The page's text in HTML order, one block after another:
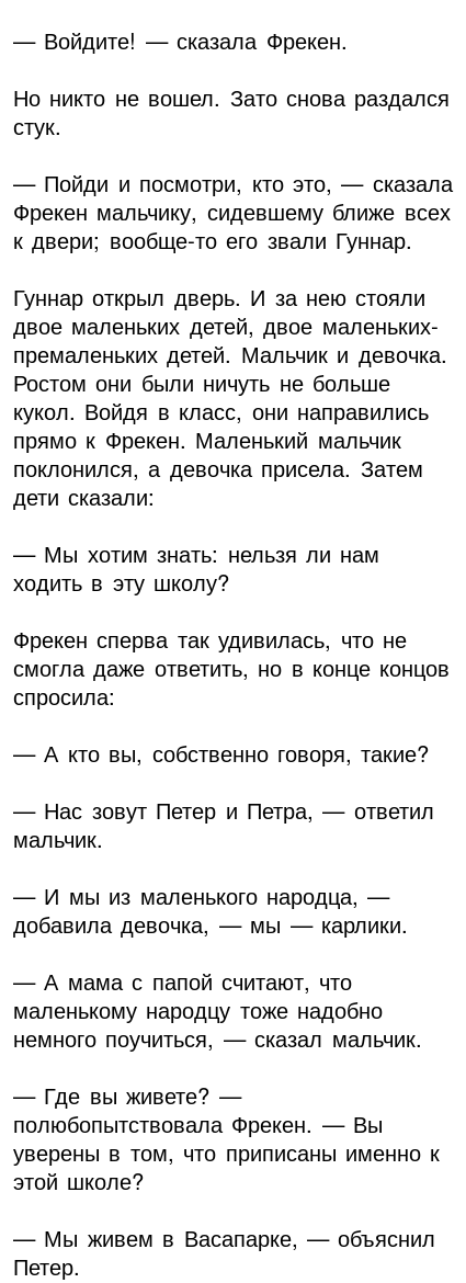
— Войдите! — сказала Фрекен.
Но никто не вошел. Зато снова раздался
стук.
— Пойди и посмотри, кто это, — сказала
Фрекен мальчику, сидевшему ближе всех
к двери; вообще-то его звали Гуннар.
Гуннар открыл дверь. И за нею стояли
двое маленьких детей, двое маленьких-
премаленьких детей. Мальчик и девочка.
Ростом они были ничуть не больше
кукол. Войдя в класс, они направились
прямо к Фрекен. Маленький мальчик
поклонился, а девочка присела. Затем
дети сказали:
— Мы хотим знать: нельзя ли нам
ходить в эту школу?
Фрекен сперва так удивилась, что не
смогла даже ответить, но в конце концов
спросила:
— А кто вы, собственно говоря, такие?
— Нас зовут Петер и Петра, — ответил
мальчик.
— И мы из маленького народца, —
добавила девочка, — мы — карлики.
— А мама с папой считают, что
маленькому народцу тоже надобно
немного поучиться, — сказал мальчик.
— Где вы живете? —
полюбопытствовала Фрекен. — Вы
уверены в том, что приписаны именно к
этой школе?
— Мы живем в Васапарке, — объяснил
Петер.